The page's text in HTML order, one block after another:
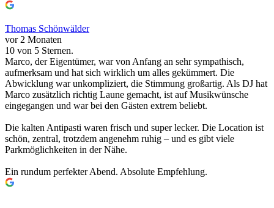
Thomas Schönwälder
vor 2 Monaten
10 von 5 Sternen.
Marco, der Eigentümer, war von Anfang an sehr sympathisch,
aufmerksam und hat sich wirklich um alles gekümmert. Die
Abwicklung war unkompliziert, die Stimmung großartig. Als DJ hat
Marco zusätzlich richtig Laune gemacht, ist auf Musikwünsche
eingegangen und war bei den Gästen extrem beliebt.
Die kalten Antipasti waren frisch und super lecker. Die Location ist
schön, zentral, trotzdem angenehm ruhig – und es gibt viele
Parkmöglichkeiten in der Nähe.
Ein rundum perfekter Abend. Absolute Empfehlung.